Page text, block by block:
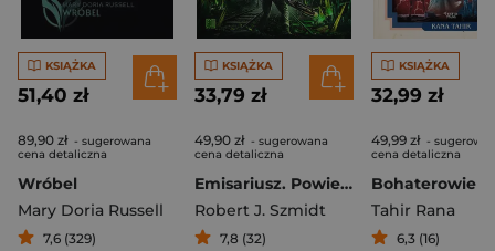
KSIĄŻKA
51,40 zł
89,90 zł - sugerowana
cena detaliczna
Wróbel
Mary Doria Russell
7,6 (329)
KSIĄŻKA
33,79 zł
49,90 zł - sugerowana
cena detaliczna
Emisariusz. Powieść z Uniwersum gry Chernobylite
Robert J. Szmidt
7,8 (32)
KSIĄŻKA
32,99 zł
49,99 zł -
cena detaliczna
Tahir Rana
6,3 (16)